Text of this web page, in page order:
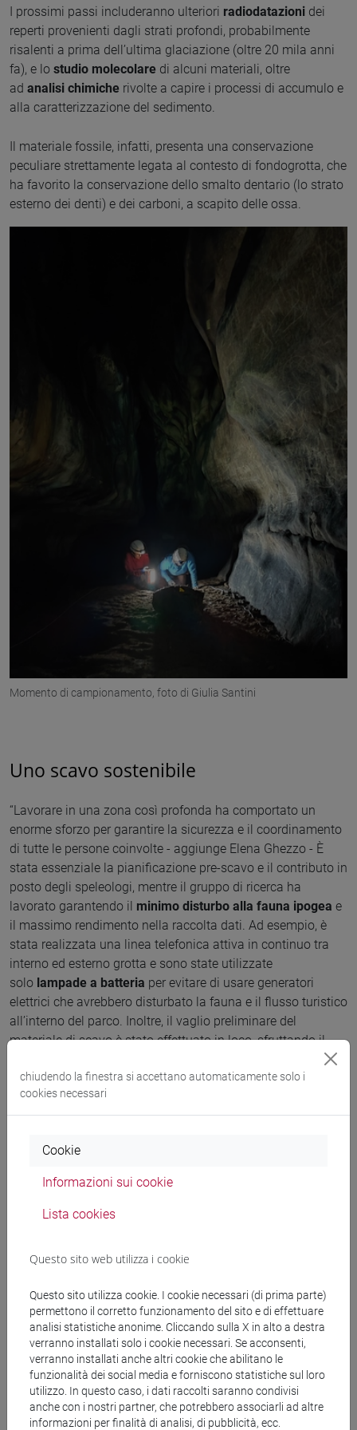
I prossimi passi includeranno ulteriori radiodatazioni dei
reperti provenienti dagli strati profondi, probabilmente
risalenti a prima dell’ultima glaciazione (oltre 20 mila anni
fa), e lo studio molecolare di alcuni materiali, oltre
ad analisi chimiche rivolte a capire i processi di accumulo e
alla caratterizzazione del sedimento.
Il materiale fossile, infatti, presenta una conservazione
peculiare strettamente legata al contesto di fondogrotta, che
ha favorito la conservazione dello smalto dentario (lo strato
esterno dei denti) e dei carboni, a scapito delle ossa.
Momento di campionamento, foto di Giulia Santini
Uno scavo sostenibile
“Lavorare in una zona così profonda ha comportato un
enorme sforzo per garantire la sicurezza e il coordinamento
di tutte le persone coinvolte - aggiunge Elena Ghezzo - È
stata essenziale la pianificazione pre-scavo e il contributo in
posto degli speleologi, mentre il gruppo di ricerca ha
lavorato garantendo il minimo disturbo alla fauna ipogea e
il massimo rendimento nella raccolta dati. Ad esempio, è
stata realizzata una linea telefonica attiva in continuo tra
interno ed esterno grotta e sono state utilizzate
solo lampade a batteria per evitare di usare generatori
elettrici che avrebbero disturbato la fauna e il flusso turistico
all’interno del parco. Inoltre, il vaglio preliminare del
materiale di scavo è stato effettuato in loco, sfruttando il
Il vaglio dei materiali di scavo, foto di Massimo Arvali
Collaborazioni, sponsor e patrocini
chiudendo la finestra si accettano automaticamente solo i
cookies necessari
Cookie
Informazioni sui cookie
Lista cookies
Questo sito web utilizza i cookie
Questo sito utilizza cookie. I cookie necessari (di prima parte)
permettono il corretto funzionamento del sito e di effettuare
analisi statistiche anonime. Cliccando sulla X in alto a destra
verranno installati solo i cookie necessari. Se acconsenti,
verranno installati anche altri cookie che abilitano le
funzionalità dei social media e forniscono statistiche sul loro
utilizzo. In questo caso, i dati raccolti saranno condivisi
anche con i nostri partner, che potrebbero associarli ad altre
informazioni per finalità di analisi, di pubblicità, ecc.